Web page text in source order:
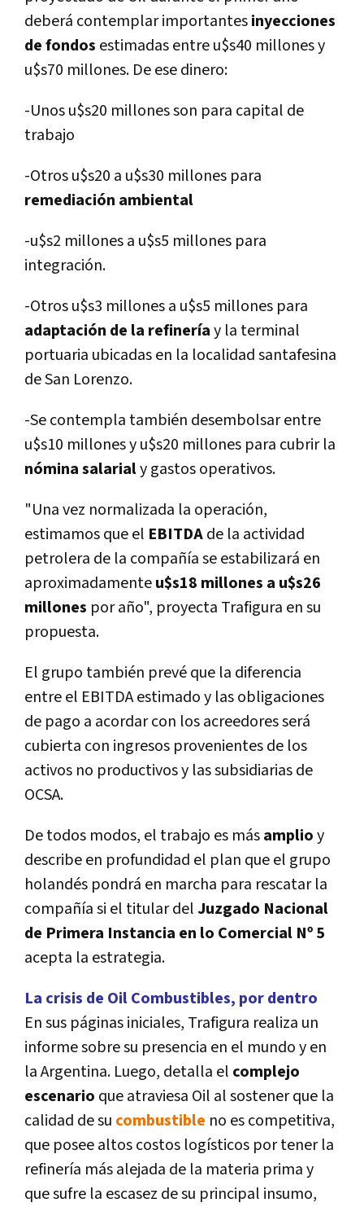
deberá contemplar importantesinyecciones
de fondos estimadas entre u$s40 millones y
u$s70 millones. De ese dinero:
-Unos u$s20 millones son para capital de
trabajo
-Otros u$s20 a u$s30 millones para
remediación ambiental
-u$s2 millones a u$s5 millones para
integración.
-Otros u$s3 millones a u$s5 millones para
adaptación de la refinerí­ay la terminal
portuaria ubicadas en la localidad santafesina
de San Lorenzo.
-Se contempla también desembolsar entre
u$s10 millones y u$s20 millones para cubrir la
nómina salarialy gastos operativos.
"Una vez normalizada la operación,
estimamos que el EBITDAde la actividad
petrolera de la compañí­a se estabilizará en
aproximadamenteu$s18 millones a u$s26
millones por año", proyecta Trafigura en su
propuesta.
El grupo también prevé que la diferencia
entre el EBITDA estimado y las obligaciones
de pago a acordar con los acreedores será
cubierta con ingresos provenientes de los
activos no productivos y las subsidiarias de
OCSA.
De todos modos, el trabajo es másamplioy
describe en profundidad el plan que el grupo
holandés pondrá en marcha para rescatar la
compañí­a si el titular delJuzgado Nacional
de Primera Instancia en lo Comercial Nº 5
acepta la estrategia.
La crisis de Oil Combustibles, por dentro
En sus páginas iniciales, Trafigura realiza un
informe sobre su presencia en el mundo y en
la Argentina. Luego, detalla el complejo
escenario que atraviesa Oil al sostener que la
calidad de su combustible no es competitiva,
que posee altos costos logí­sticos por tener la
refinerí­a más alejada de la materia prima y
que sufre la escasez de su principal insumo,